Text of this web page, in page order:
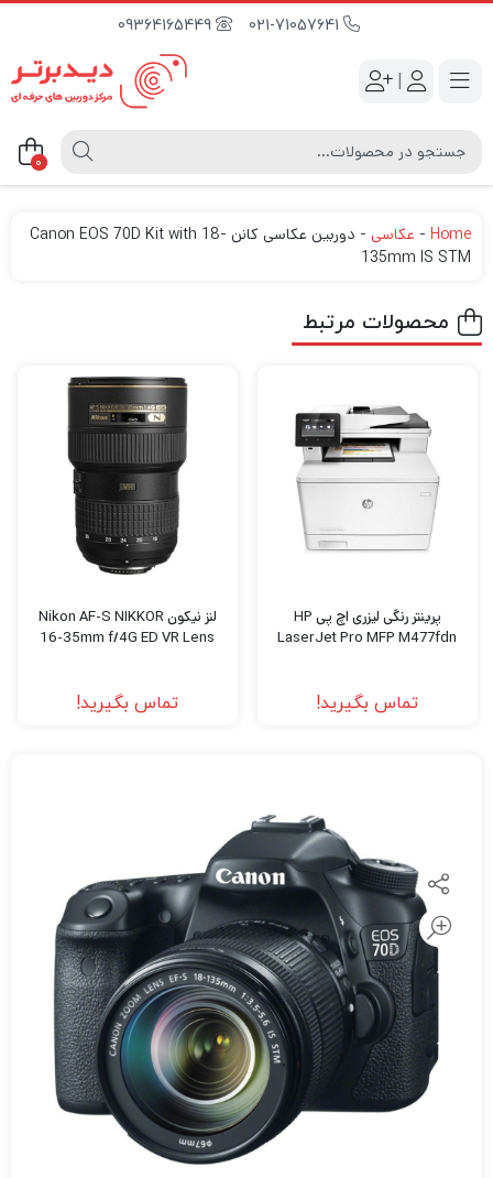
09364165449
|
0
Home
- عکاسی -
دوربین عکاسی کانن Canon EOS 70D Kit with 18-
135mm IS STM
محصولات مرتبط
پرینتر رنگی لیزری اچ پی HP
LaserJet Pro MFP M477fdn
تماس بگیرید!
لنز نیکون Nikon AF-S NIKKOR
16-35mm f/4G ED VR Lens
تماس بگیرید!